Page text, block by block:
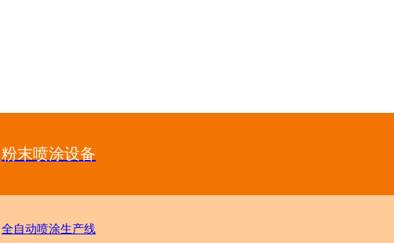
粉末喷涂设备
全自动喷涂生产线